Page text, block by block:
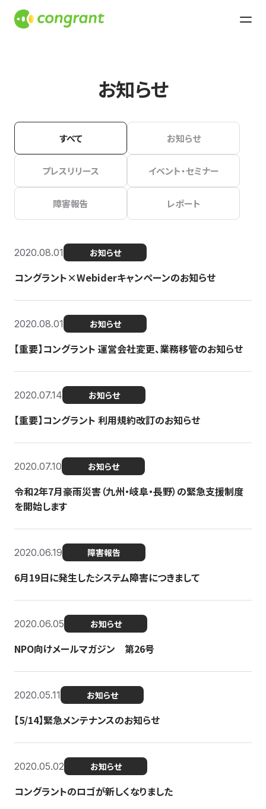
お知らせ
すべて お知らせ
プレスリリース イベント・セミナー
障害報告 レポート
2020.08.01 お知らせ
コングラント×Webiderキャンペーンのお知らせ
2020.08.01 お知らせ
【重要】コングラント 運営会社変更、業務移管のお知らせ
2020.07.14 お知らせ
【重要】コングラント 利用規約改訂のお知らせ
2020.07.10 お知らせ
令和2年7月豪雨災害（九州・岐阜・長野）の緊急支援制度
を開始します
2020.06.19 障害報告
6月19日に発生したシステム障害につきまして
2020.06.05 お知らせ
NPO向けメールマガジン 第26号
2020.05.11 お知らせ
【5/14】緊急メンテナンスのお知らせ
2020.05.02 お知らせ
コングラントのロゴが新しくなりました